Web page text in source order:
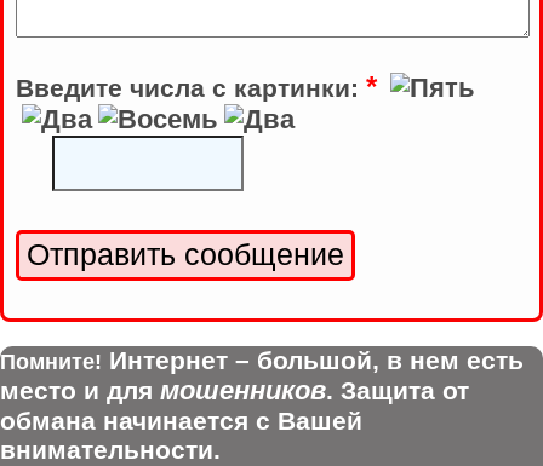
Введите числа с картинки: *
Помните! Интернет – большой, в нем есть
место и для мошенников. Защита от
обмана начинается с Вашей
внимательности.